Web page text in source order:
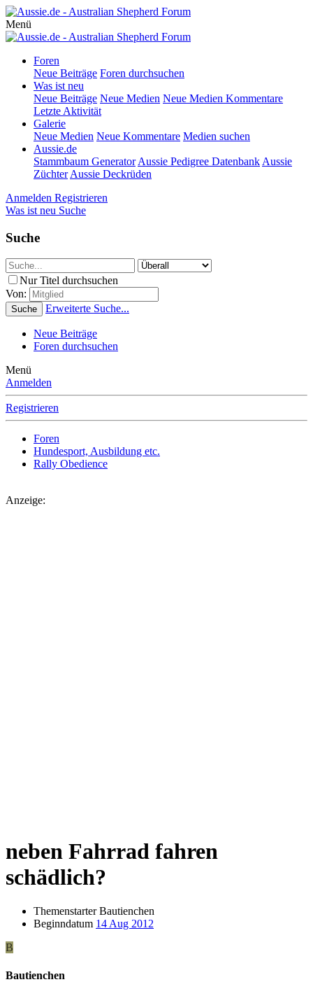
Menü
Foren
Neue Beiträge Foren durchsuchen
Was ist neu
Neue Beiträge Neue Medien Neue Medien Kommentare
Letzte Aktivität
Galerie
Neue Medien Neue Kommentare Medien suchen
Aussie.de
Stammbaum Generator Aussie Pedigree Datenbank Aussie
Züchter Aussie Deckrüden
Anmelden Registrieren
Was ist neu Suche
Suche
Nur Titel durchsuchen
Von:
Suche Erweiterte Suche...
Neue Beiträge
Foren durchsuchen
Menü
Anmelden
Registrieren
Foren
Hundesport, Ausbildung etc.
Rally Obedience
Anzeige:
neben Fahrrad fahren
schädlich?
Themenstarter Bautienchen
Beginndatum 14 Aug 2012
B
Bautienchen